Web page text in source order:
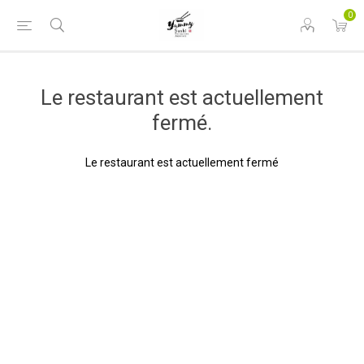
0
Le restaurant est actuellement
fermé.
Le restaurant est actuellement fermé